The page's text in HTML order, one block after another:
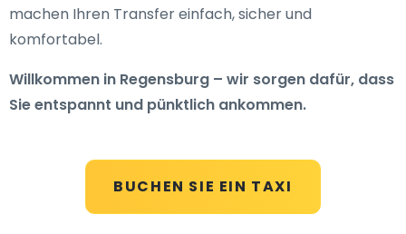
BUCHEN SIE EIN TAXI
machen Ihren Transfer einfach, sicher und
komfortabel.
Willkommen in Regensburg – wir sorgen dafür, dass
Sie entspannt und pünktlich ankommen.